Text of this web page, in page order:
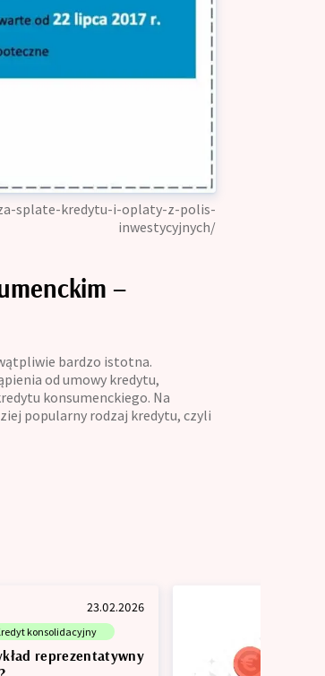
splate-kredytu-i-oplaty-z-polis-
inwestycyjnych/
–
bardzo istotna.
od umowy kredytu,
konsumenckiego. Na
popularny rodzaj kredytu, czyli
23.02.2026
konsolidacyjny
reprezentatywny